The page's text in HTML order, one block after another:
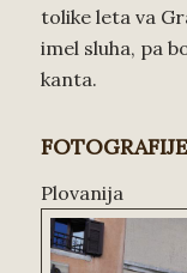
tolike leta va
imel sluha, pa
kanta.
FOTOGRAFIJE
Plovanija